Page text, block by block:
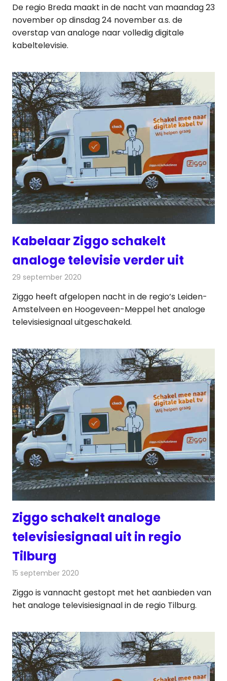
De regio Breda maakt in de nacht van maandag 23
november op dinsdag 24 november a.s. de
overstap van analoge naar volledig digitale
kabeltelevisie.
Kabelaar Ziggo schakelt
analoge televisie verder uit
29 september 2020
Ziggo heeft afgelopen nacht in de regio’s Leiden-
Amstelveen en Hoogeveen-Meppel het analoge
televisiesignaal uitgeschakeld.
Ziggo schakelt analoge
televisiesignaal uit in regio
Tilburg
15 september 2020
Ziggo is vannacht gestopt met het aanbieden van
het analoge televisiesignaal in de regio Tilburg.